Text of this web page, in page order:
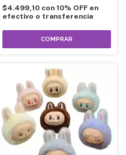
$4.499,10 con 10% OFF en
efectivo o transferencia